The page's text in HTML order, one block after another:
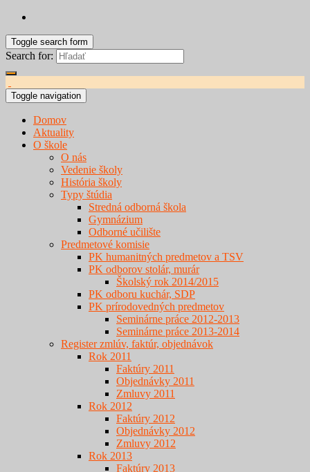
Toggle search form
Search for:
Toggle navigation
Domov
Aktuality
O škole
O nás
Vedenie školy
História školy
Typy štúdia
Stredná odborná škola
Gymnázium
Odborné učilište
Predmetové komisie
PK humanitných predmetov a TSV
PK odborov stolár, murár
Školský rok 2014/2015
PK odboru kuchár, SDP
PK prírodovedných predmetov
Seminárne práce 2012-2013
Seminárne práce 2013-2014
Register zmlúv, faktúr, objednávok
Rok 2011
Faktúry 2011
Objednávky 2011
Zmluvy 2011
Rok 2012
Faktúry 2012
Objednávky 2012
Zmluvy 2012
Rok 2013
Faktúry 2013